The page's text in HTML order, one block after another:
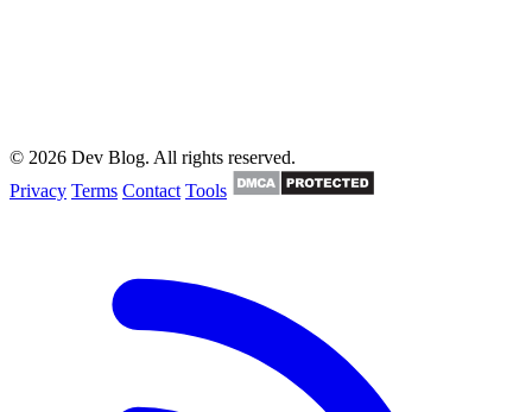
© 2026 Dev Blog. All rights reserved.
Privacy Terms Contact Tools